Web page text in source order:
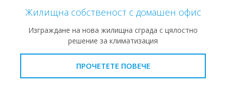
Жилищна собственост с домашен офис
Изграждане на нова жилищна сграда с цялостно
решение за климатизация
ПРОЧЕТЕТЕ ПОВЕЧЕ